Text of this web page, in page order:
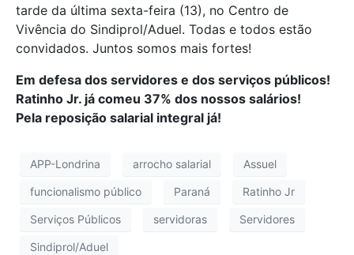
tarde da última sexta-feira (13), no Centro de
Vivência do Sindiprol/Aduel. Todas e todos estão
convidados. Juntos somos mais fortes!
Em defesa dos servidores e dos serviços públicos!
Ratinho Jr. já comeu 37% dos nossos salários!
Pela reposição salarial integral já!
APP-Londrina arrocho salarial Assuel
funcionalismo público Paraná Ratinho Jr
Serviços Públicos servidoras Servidores
Sindiprol/Aduel